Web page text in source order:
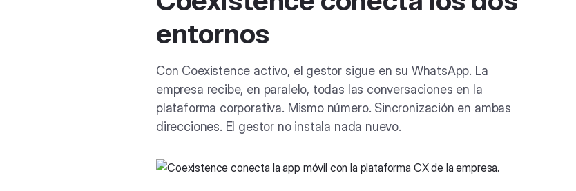
entornos
Con Coexistence activo, el gestor sigue en su WhatsApp. La
empresa recibe, en paralelo, todas las conversaciones en la
plataforma corporativa. Mismo número. Sincronización en ambas
direcciones. El gestor no instala nada nuevo.